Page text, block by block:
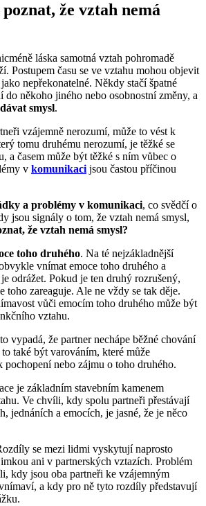
že vztah nemá
láska samotná vztah pohromadě
Postupem času se ve vztahu mohou objevit
nepřekonatelné. Někdy stačí špatné
do někoho jiného nebo osobnostní změny, a
smysl.
vzájemně nerozumí, může to vést k
tomu druhému nerozumí, je těžké se
a časem může být těžké s ním vůbec o
v komunikaci jsou častou příčinou
a problémy v komunikaci, co svědčí o
jsou signály o tom, že vztah nemá smysl,
že vztah nemá smysl?
toho druhého. Na té nejzákladnější
vnímat emoce toho druhého a
odrážet. Pokud je ten druhý rozrušený,
toho zareaguje. Ale ne vždy se tak děje.
vůči emocím toho druhého může být
vztahu.
vypadá, že partner nechápe běžné chování
také být varováním, které může
pochopení nebo zájmu o toho druhého.
je základním stavebním kamenem
Ve chvíli, kdy spolu partneři přestávají
jednáních a emocích, je jasné, že je něco
se mezi lidmi vyskytují naprosto
ani v partnerských vztazích. Problém
kdy jsou oba partneři ke vzájemným
a kdy pro ně tyto rozdíly představují